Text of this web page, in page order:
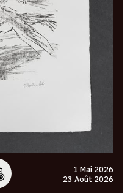
1 Mai 2026
23 Août 2026